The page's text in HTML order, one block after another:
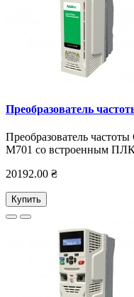
Преобразователь
Преобразователь
M701 со встроенным
20192.00 ₴
Купить